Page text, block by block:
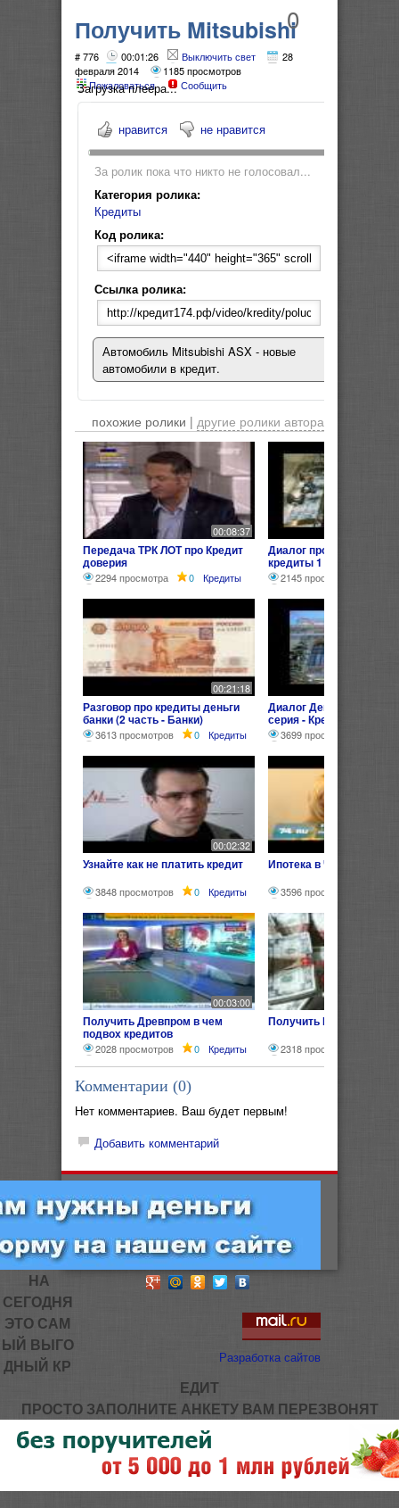
0
Получить Mitsubishi
ASX
# 776 00:01:26 Выключить свет
28
февраля 2014
1185 просмотров
Пожаловаться
Сообщить
Загрузка плеера...
нравится не нравится
За ролик пока что никто не голосовал...
Категория ролика:
Кредиты
Код ролика:
Ссылка ролика:
Автомобиль Mitsubishi ASX - новые
автомобили в кредит.
похожие ролики | другие ролики автора
00:08:37
Передача ТРК ЛОТ про Кредит
доверия
2294 просмотра 0 Кредиты
Диалог про деньги банки
кредиты 1
2145 просмотров
00:21:18
Разговор про кредиты деньги
банки (2 часть - Банки)
3613 просмотров 0 Кредиты
Диалог Деньги Банки
серия - Кредит)
3699 просмотров
00:02:32
Узнайте как не платить кредит
3848 просмотров 0 Кредиты
Ипотека в Челябинске
3596 просмотров
00:03:00
Получить Древпром в чем
подвох кредитов
2028 просмотров 0 Кредиты
Получить Кредит без
2318 просмотров
Комментарии (0)
Нет комментариев. Ваш будет первым!
Добавить комментарий
Разработка сайтов
НА
СЕГОДНЯ
ЭТО САМ
ЫЙ ВЫГО
ДНЫЙ КР
ЕДИТ
ПРОСТО ЗАПОЛНИТЕ АНКЕТУ ВАМ ПЕРЕЗВОНЯТ